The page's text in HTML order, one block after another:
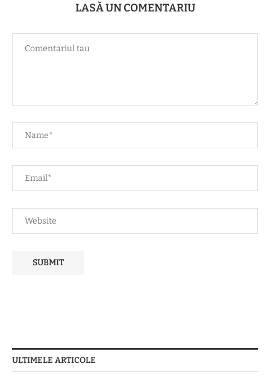
LASĂ UN COMENTARIU
ULTIMELE ARTICOLE